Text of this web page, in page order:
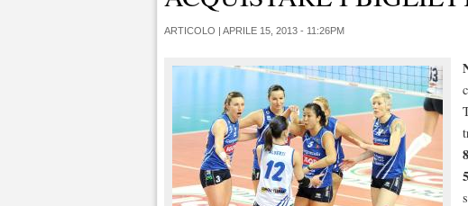
ARTICOLO | APRILE 15, 2013 - 11:26PM
8